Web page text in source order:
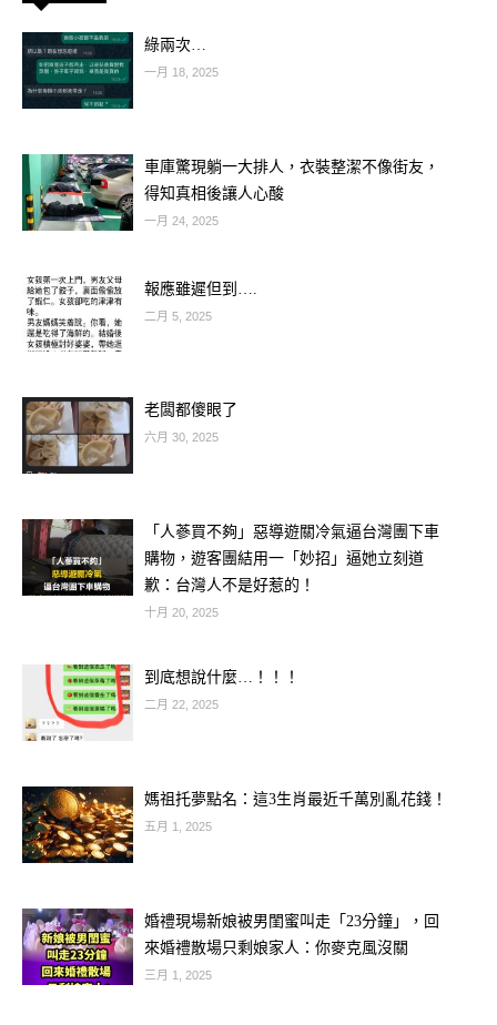
屬龍：掌握機遇，事業帶財
屬龍的朋友們在下半年將迎來財運的高
峰期。你們的貴人運特別旺盛，在事業
上會有許多新的合作機會或晉升可能，
這些都將直接帶動財富的增長。只要積
極把握機會，勇於嘗試，就能讓財庫水
漲船高。無論是正財還是偏財，都有望
對於屬猴的朋友來說，下半年將是偏財
綠兩次…
一月 18, 2025
車庫驚現躺一大排人，衣裝整潔不像街友，
得知真相後讓人心酸
一月 24, 2025
報應雖遲但到….
二月 5, 2025
老闆都傻眼了
六月 30, 2025
「人蔘買不夠」惡導遊關冷氣逼台灣團下車
購物，遊客團結用一「妙招」逼她立刻道
歉：台灣人不是好惹的！
十月 20, 2025
到底想說什麼…！！！
二月 22, 2025
媽祖托夢點名：這3生肖最近千萬別亂花錢！
五月 1, 2025
婚禮現場新娘被男閨蜜叫走「23分鐘」，回
來婚禮散場只剩娘家人：你麥克風沒關
三月 1, 2025